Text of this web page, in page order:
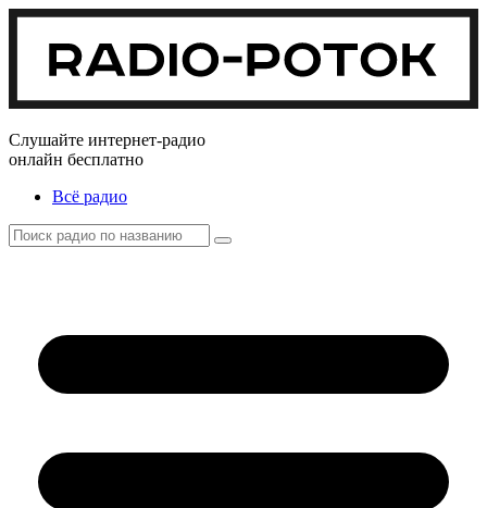
Слушайте интернет-радио
онлайн бесплатно
Всё радио